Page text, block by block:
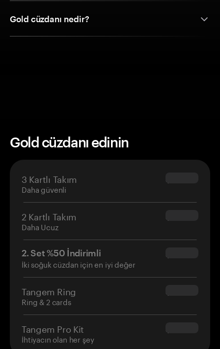
Gold cüzdanı nedir?
Gold cüzdanı edinin
3 Kartlı Takım
Daha güvenli
$69.90
2 Kartlı Takım
Daha Ucuz
$54.90
2. Set %50 İndirimli
İki soğuk cüzdan için en iyi değer
$34.95
Tangem Ring
Ring & 2 cards
$160.00
Tangem Pro Kit
İhtiyacın olan her şey
$180.00